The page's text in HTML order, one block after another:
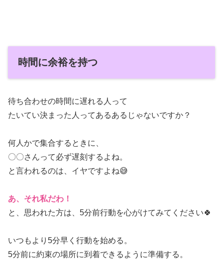
時間に余裕を持つ
待ち合わせの時間に遅れる人って
たいてい決まった人ってあるあるじゃないですか？
何人かで集合するときに、
〇〇さんって必ず遅刻するよね。
と言われるのは、イヤですよね😅
あ、それ私だわ！
と、思われた方は、5分前行動を心がけてみてください🍀
いつもより5分早く行動を始める。
5分前に約束の場所に到着できるように準備する。